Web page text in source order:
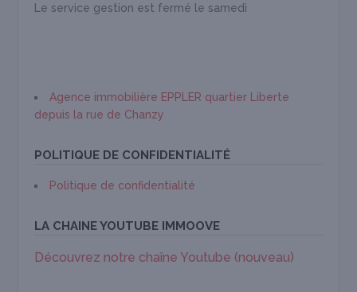
Le service gestion est fermé le samedi
Agence immobilière EPPLER quartier Liberte
depuis la rue de Chanzy
POLITIQUE DE CONFIDENTIALITÉ
Politique de confidentialité
LA CHAINE YOUTUBE IMMOOVE
Découvrez notre chaîne Youtube (nouveau)